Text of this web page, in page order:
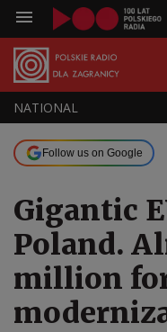
NATIONAL
Follow us on Google
Gigantic
Poland.
million